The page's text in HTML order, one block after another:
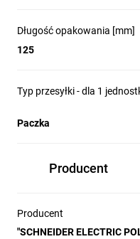
Długość opakowania [mm]
125
Typ przesyłki - dla 1
Paczka
Producent
Producent
"SCHNEIDER ELECTRIC